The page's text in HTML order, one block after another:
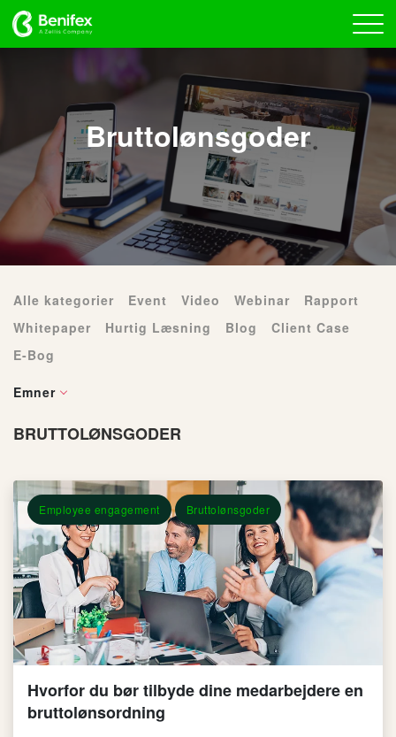
Bruttolønsgoder
Alle kategorier Event Video Webinar
Rapport
Whitepaper
Hurtig Læsning Blog
Client Case
E-Bog
Emner
BRUTTOLØNSGODER
Employee engagement Bruttolønsgoder
Hvorfor du bør tilbyde dine medarbejdere en
bruttolønsordning